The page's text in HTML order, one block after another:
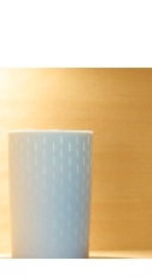
展『つく
ら』開催